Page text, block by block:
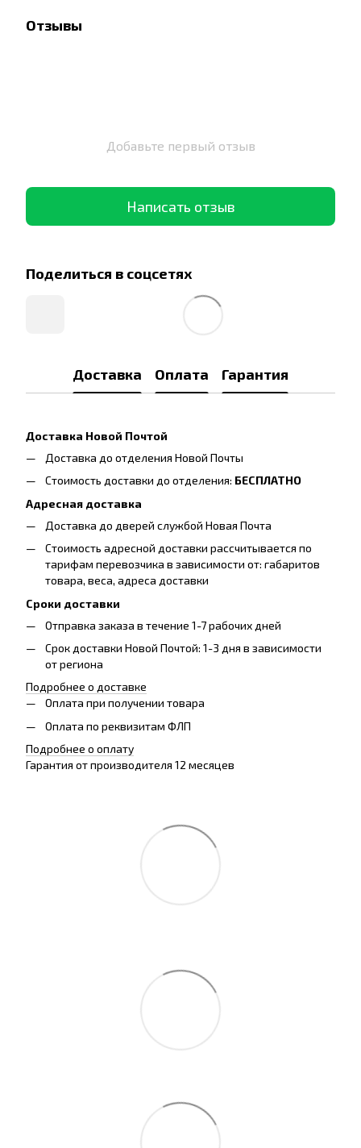
Отзывы
Добавьте первый отзыв
Написать отзыв
Поделиться в соцсетях
Доставка Оплата Гарантия
Доставка Новой Почтой
Доставка до отделения Новой Почты
Стоимость доставки до отделения: БЕСПЛАТНО
Адресная доставка
Доставка до дверей службой Новая Почта
Стоимость адресной доставки рассчитывается по
тарифам перевозчика в зависимости от: габаритов
товара, весa, адреса доставки
Сроки доставки
Отправка заказа в течение 1-7 рабочих дней
Срок доставки Новой Почтой: 1-3 дня в зависимости
от региона
Подробнее о доставке
Оплата при получении товара
Оплата по реквизитам ФЛП
Подробнее о оплату
Гарантия от производителя 12 месяцев